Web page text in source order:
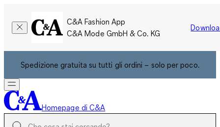
C&A Fashion App
C&A Mode GmbH & Co. KG
Spedizione gratuita su tutti gli ordini – solo per poco.
Homepage di C&A